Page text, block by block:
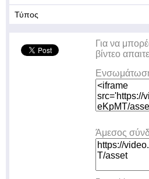
Τύπος
Για να
βίντεο
Άμεσος